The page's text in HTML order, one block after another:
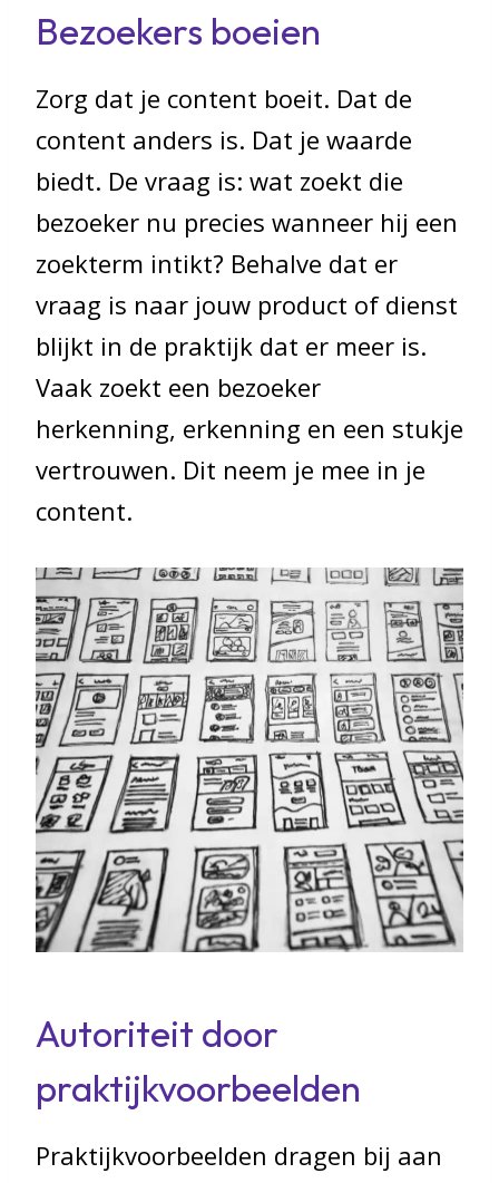
Bezoekers boeien
Zorg dat je content boeit. Dat de
content anders is. Dat je waarde
biedt. De vraag is: wat zoekt die
bezoeker nu precies wanneer hij een
zoekterm intikt? Behalve dat er
vraag is naar jouw product of dienst
blijkt in de praktijk dat er meer is.
Vaak zoekt een bezoeker
herkenning, erkenning en een stukje
vertrouwen. Dit neem je mee in je
content.
Autoriteit door
praktijkvoorbeelden
Praktijkvoorbeelden dragen bij aan